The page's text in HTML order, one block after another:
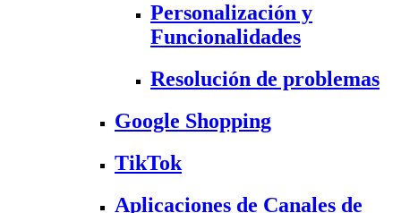
Personalización y
Funcionalidades
Resolución de problemas
Google Shopping
TikTok
Aplicaciones de Canales de